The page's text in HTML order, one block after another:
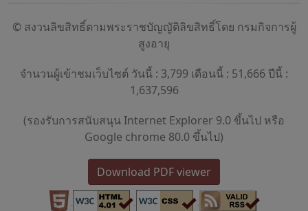
© สงวนลิขสิทธิ์ตามพระราชบัญญัติลิขสิทธิ์โดย กรมกิจการผู้
สูงอายุ
จำนวนผู้เข้าชมเว็บไซต์ วันนี้ : 3,799 เดือนนี้ : 51,666 ปีนี้ :
1,637,596
(รองรับการสนับสนุน Internet Explorer 9.0 ขึ้นไป หรือ
Google chrome 80.0 ขึ้นไป)
Download PDF viewer